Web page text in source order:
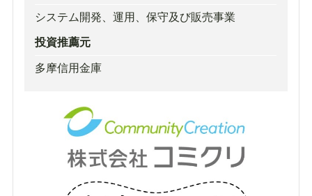
システム開発、運用、保守及び販売事業
投資推薦元
多摩信用金庫